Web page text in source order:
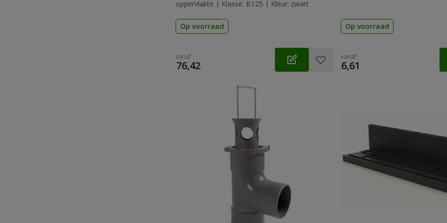
oppervlakte | Klasse: B125 | Kleur: zwart
Op voorraad
vanaf
€
76,42
Op voorraad
vanaf
€
6,61